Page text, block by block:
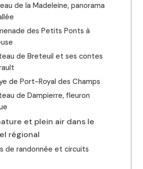
de la Madeleine, panorama
des Petits Ponts à
de Breteuil et ses contes
de Port-Royal des Champs
de Dampierre, fleuron
et plein air dans le
régional
de randonnée et circuits